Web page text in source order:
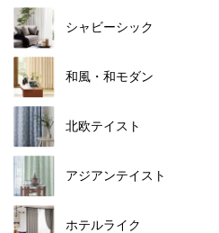
シャビーシック
和風・和モダン
北欧テイスト
アジアンテイスト
ホテルライク